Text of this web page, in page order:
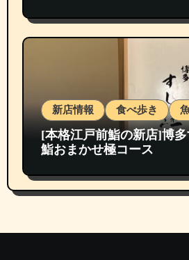
新店情報 食べ歩き 魚
[本格江戸前鮨の新店]博
鮨おまかせ極コース